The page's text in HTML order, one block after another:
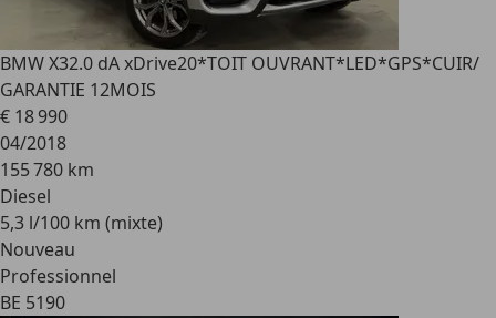
BMW X32.0 dA xDrive20*TOIT OUVRANT*LED*GPS*CUIR/
GARANTIE 12MOIS
€ 18 990
04/2018
155 780 km
Diesel
5,3 l/100 km (mixte)
Nouveau
Professionnel
BE 5190